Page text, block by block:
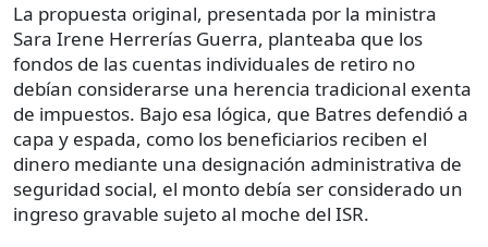
La propuesta original, presentada por la ministra
Sara Irene Herrerías Guerra, planteaba que los
fondos de las cuentas individuales de retiro no
debían considerarse una herencia tradicional exenta
de impuestos. Bajo esa lógica, que Batres defendió a
capa y espada, como los beneficiarios reciben el
dinero mediante una designación administrativa de
seguridad social, el monto debía ser considerado un
ingreso gravable sujeto al moche del ISR.